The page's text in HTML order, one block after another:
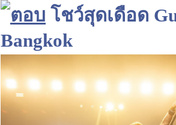
โชว์สุดเดือด
Bangkok